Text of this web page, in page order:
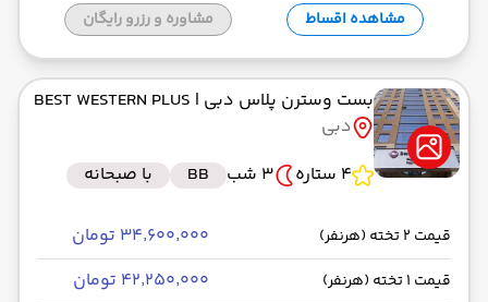
مشاهده اقساط مشاوره و رزرو رایگان
بست وسترن پلاس دبی | BEST WESTERN PLUS
دبی
4 ستاره
3 شب BB با صبحانه
قیمت 2 تخته (هرنفر) ۳۴٬۶۰۰٬۰۰۰ تومان
قیمت 1 تخته (هرنفر) ۴۲٬۲۵۰٬۰۰۰ تومان